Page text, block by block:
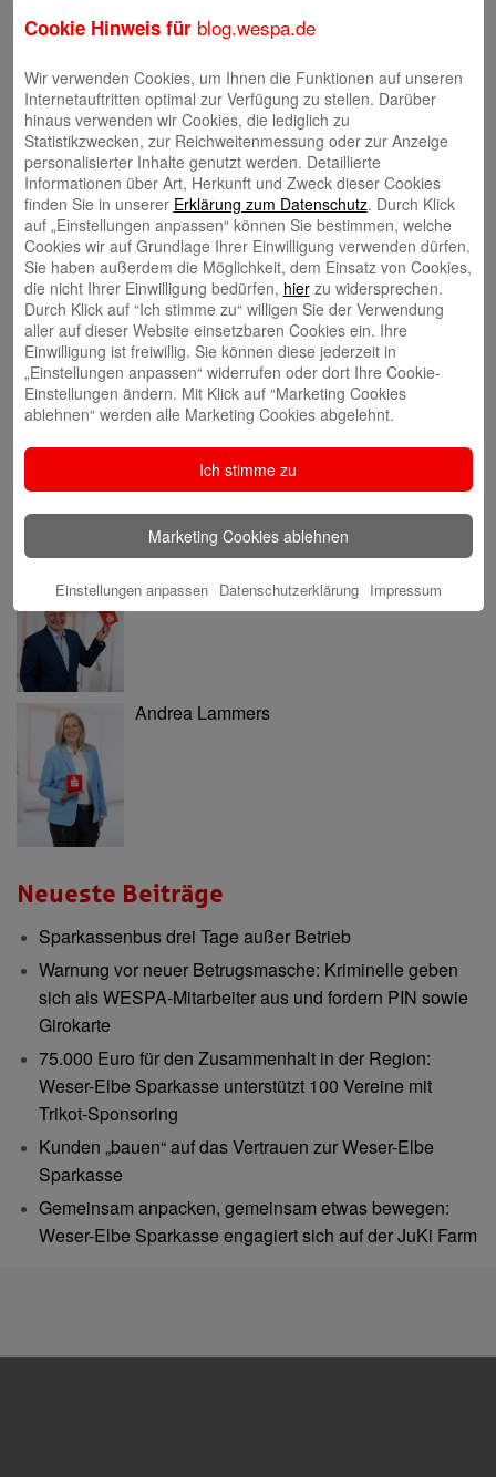
Tina Blatz-Ruhnau
Annette Butzke
Ninia Käckenmester
Nils Katarius
Andrea Lammers
Neueste Beiträge
Sparkassenbus drei Tage außer Betrieb
Warnung vor neuer Betrugsmasche: Kriminelle geben
sich als WESPA-Mitarbeiter aus und fordern PIN sowie
Girokarte
75.000 Euro für den Zusammenhalt in der Region:
Weser-Elbe Sparkasse unterstützt 100 Vereine mit
Trikot-Sponsoring
Kunden „bauen“ auf das Vertrauen zur Weser-Elbe
Sparkasse
Gemeinsam anpacken, gemeinsam etwas bewegen:
Weser-Elbe Sparkasse engagiert sich auf der JuKi Farm
Cookie Hinweis für blog.wespa.de
Wir verwenden Cookies, um Ihnen die Funktionen auf unseren
Internetauftritten optimal zur Verfügung zu stellen. Darüber
hinaus verwenden wir Cookies, die lediglich zu
Statistikzwecken, zur Reichweitenmessung oder zur Anzeige
personalisierter Inhalte genutzt werden. Detaillierte
Informationen über Art, Herkunft und Zweck dieser Cookies
finden Sie in unserer Erklärung zum Datenschutz. Durch Klick
auf „Einstellungen anpassen“ können Sie bestimmen, welche
Cookies wir auf Grundlage Ihrer Einwilligung verwenden dürfen.
Sie haben außerdem die Möglichkeit, dem Einsatz von Cookies,
die nicht Ihrer Einwilligung bedürfen, hierzu widersprechen.
Durch Klick auf “Ich stimme zu“ willigen Sie der Verwendung
aller auf dieser Website einsetzbaren Cookies ein. Ihre
Einwilligung ist freiwillig. Sie können diese jederzeit in
„Einstellungen anpassen“ widerrufen oder dort Ihre Cookie-
Einstellungen ändern. Mit Klick auf “Marketing Cookies
ablehnen“ werden alle Marketing Cookies abgelehnt.
Ich stimme zu
Marketing Cookies ablehnen
Einstellungen anpassen Datenschutzerklärung Impressum